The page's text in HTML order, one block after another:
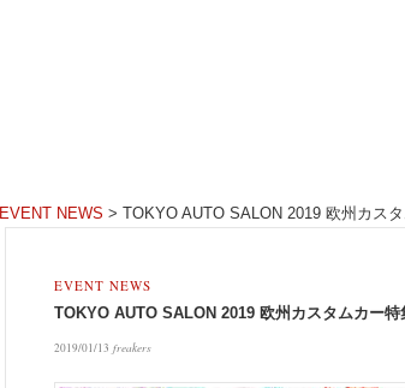
EVENT NEWS > TOKYO AUTO SALON 2019 欧州カス
EVENT NEWS
TOKYO AUTO SALON 2019 欧州カスタムカー特
2019/01/13 freakers